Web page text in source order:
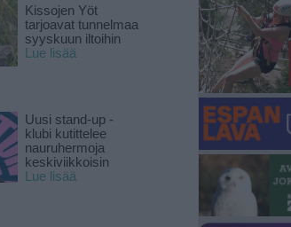
Kissojen Yöt
tarjoavat tunnelmaa
syyskuun iltoihin
Lue lisää
Uusi stand-up -
klubi kutittelee
nauruhermoja
keskiviikkoisin
Lue lisää